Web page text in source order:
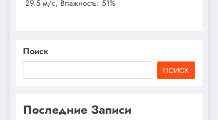
29.5 м/с, Влажность: 51%
Поиск
ПОИСК
Последние Записи